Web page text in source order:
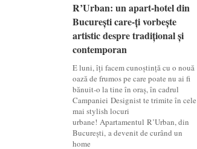
R’Urban: un apart-hotel din
București care-ți vorbește
artistic despre tradițional și
contemporan
E luni, îți facem cunoștință cu o nouă
oază de frumos pe care poate nu ai fi
bănuit-o la tine în oraș, în cadrul
Campaniei Designist te trimite în cele
mai stylish locuri
urbane! Apartamentul R’Urban, din
București, a devenit de curând un
home
R’Urban: un apart-hotel din
București care-ți vorbește
artistic despre tradițional și
contemporan